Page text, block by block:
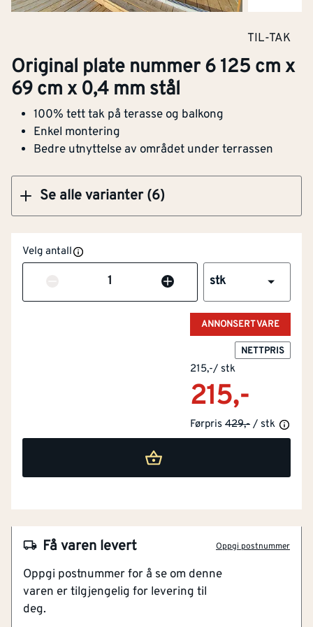
TIL-TAK
Original plate nummer 6 125 cm x
69 cm x 0,4 mm stål
100% tett tak på terasse og balkong
Enkel montering
Bedre utnyttelse av området under terrassen
Se alle varianter (6)
Original plate nummer 5 125 cm x 69 cm x 0,4
Klikk og hent
Velg antall
Antall stk
ANNONSERT VARE
NETTPRIS
215,-/ stk
215,-
Førpris 429,- / stk
Få varen levert Oppgi postnummer
Oppgi postnummer for å se om denne
varen er tilgjengelig for levering til
deg.
Artikkelnummer 101116199
Bedre utnyttelse av området under terrassen
Med TIL-TAK Original dreneringssystem til
terrassegulv får du et tett terrassegulv. Løsningen er
rimelig og enkel å montere. De profilerte stål platene